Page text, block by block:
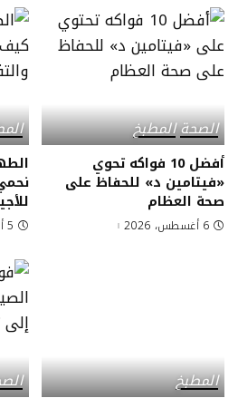
الصحةالمطبخ
أفضل 10 فواكه تحوي
«فيتامين د» للحفاظ على
صحة العظام
6 أغسطس، 2026 5 أغسطس، 2026
المطبخ